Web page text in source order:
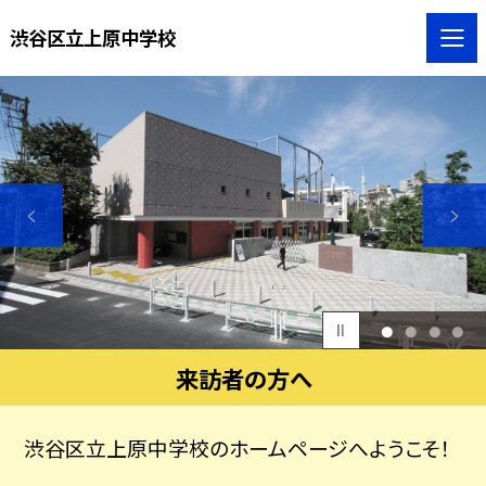
渋谷区立上原中学校
1 2 3 4
来訪者の方へ
渋谷区立上原中学校のホームページへようこそ！